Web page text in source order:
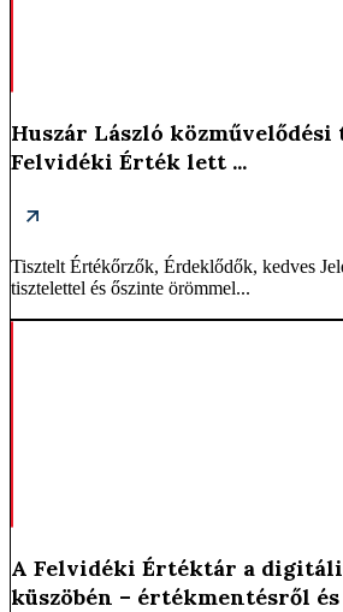
Huszár László közművelődési
Felvidéki Érték lett ...
Tisztelt Értékőrzők, Érdeklődők, kedves
tisztelettel és őszinte örömmel...
A Felvidéki Értéktár a
küszöbén – értékmentésről